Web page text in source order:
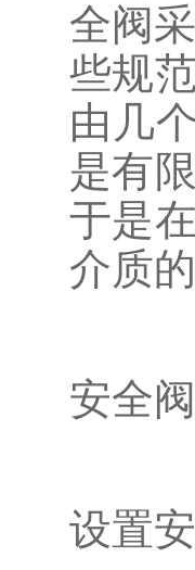
全阀
些规
由几
是有
于是
介质
安全
设置